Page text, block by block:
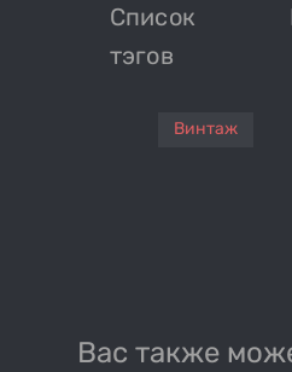
Список
тэгов
Винтаж
Вас также